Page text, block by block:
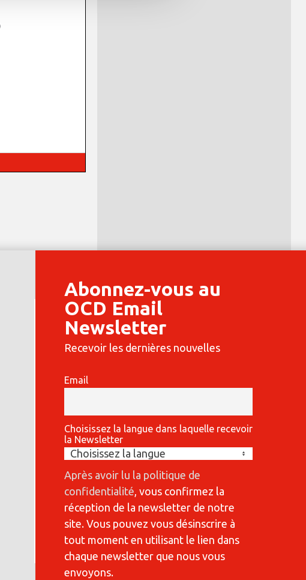
Abonnez-vous au
OCD Email
Newsletter
Recevoir les dernières nouvelles
Email
Choisissez la langue dans laquelle recevoir
la Newsletter
Après avoir lu la politique de
confidentialité, vous confirmez la
réception de la newsletter de notre
site. Vous pouvez vous désinscrire à
tout moment en utilisant le lien dans
chaque newsletter que nous vous
envoyons.